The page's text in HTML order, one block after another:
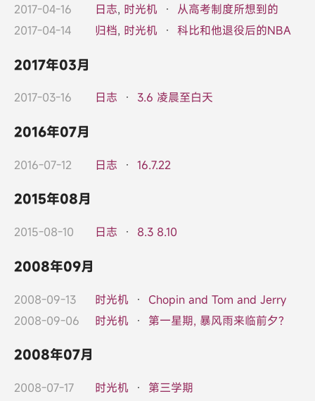
2017-04-16
日志, 时光机 · 从高考制度所想到的
2017-04-14
归档, 时光机 · 科比和他退役后的NBA
2017年03月
2017-03-16 日志 · 3.6 凌晨至白天
2016年07月
2016-07-12 日志 · 16.7.22
2015年08月
2015-08-10 日志 · 8.3 8.10
2008年09月
2008-09-13 时光机 · Chopin and Tom and Jerry
2008-09-06
时光机 · 第一星期, 暴风雨来临前夕?
2008年07月
2008-07-17 时光机 · 第三学期